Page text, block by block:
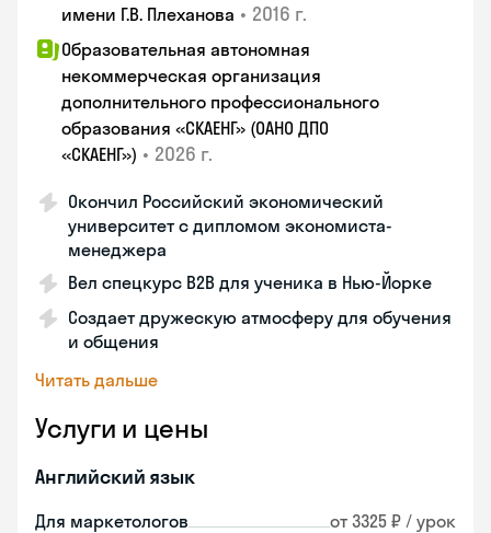
имени Г.В. Плеханова • 2016 г.
Образовательная автономная
некоммерческая организация
дополнительного профессионального
образования «СКАЕНГ» (ОАНО ДПО
«СКАЕНГ») • 2026 г.
Окончил Российский экономический
университет с дипломом экономиста-
менеджера
Вел спецкурс B2B для ученика в Нью-Йорке
Создает дружескую атмосферу для обучения
и общения
Читать дальше
Услуги и цены
Английский язык
Для маркетологов от 3325 ₽ / урок